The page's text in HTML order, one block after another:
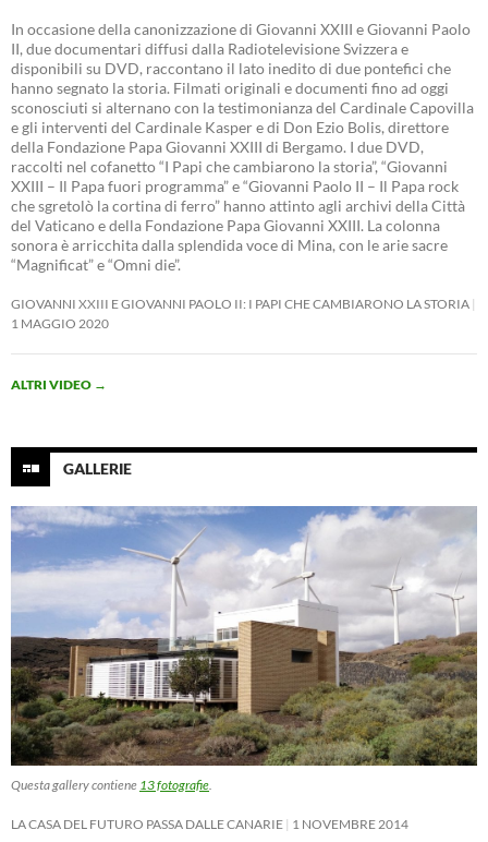
In occasione della canonizzazione di Giovanni XXIII e Giovanni Paolo
II, due documentari diffusi dalla Radiotelevisione Svizzera e
disponibili su DVD, raccontano il lato inedito di due pontefici che
hanno segnato la storia. Filmati originali e documenti fino ad oggi
sconosciuti si alternano con la testimonianza del Cardinale Capovilla
e gli interventi del Cardinale Kasper e di Don Ezio Bolis, direttore
della Fondazione Papa Giovanni XXIII di Bergamo. I due DVD,
raccolti nel cofanetto “I Papi che cambiarono la storia”, “Giovanni
XXIII – Il Papa fuori programma” e “Giovanni Paolo II – Il Papa rock
che sgretolò la cortina di ferro” hanno attinto agli archivi della Città
del Vaticano e della Fondazione Papa Giovanni XXIII. La colonna
sonora è arricchita dalla splendida voce di Mina, con le arie sacre
“Magnificat” e “Omni die”.
GIOVANNI XXIII E GIOVANNI PAOLO II: I PAPI CHE CAMBIARONO LA STORIA
1 MAGGIO 2020
ALTRI VIDEO →
GALLERIE
Questa gallery contiene 13 fotografie
LA CASA DEL FUTURO PASSA DALLE CANARIE 1 NOVEMBRE 2014